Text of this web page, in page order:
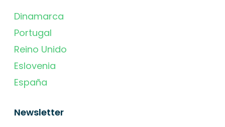
Dinamarca
Portugal
Reino Unido
Eslovenia
España
Newsletter